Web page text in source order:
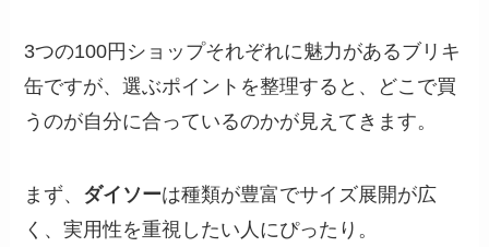
3つの100円ショップそれぞれに魅力があるブリキ
缶ですが、選ぶポイントを整理すると、どこで買
うのが自分に合っているのかが見えてきます。
まず、 ダイソーは種類が豊富でサイズ展開が広
く、実用性を重視したい人にぴったり。